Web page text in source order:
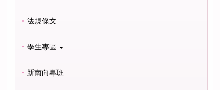
法規條文
學生專區
新南向專班